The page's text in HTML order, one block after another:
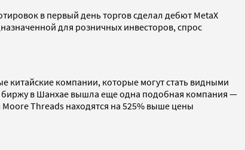
в первый день торгов сделал дебют MetaX
для розничных инвесторов, спрос
китайские компании, которые могут стать видными
биржу в Шанхае вышла еще одна подобная компания —
Threads находятся на 525% выше цены